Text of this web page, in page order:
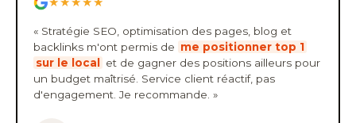
« Stratégie SEO, optimisation des pages, blog et
backlinks m'ont permis de me positionner top 1
sur le local
et de gagner des positions ailleurs pour
un budget maîtrisé. Service client réactif, pas
d'engagement. Je recommande. »